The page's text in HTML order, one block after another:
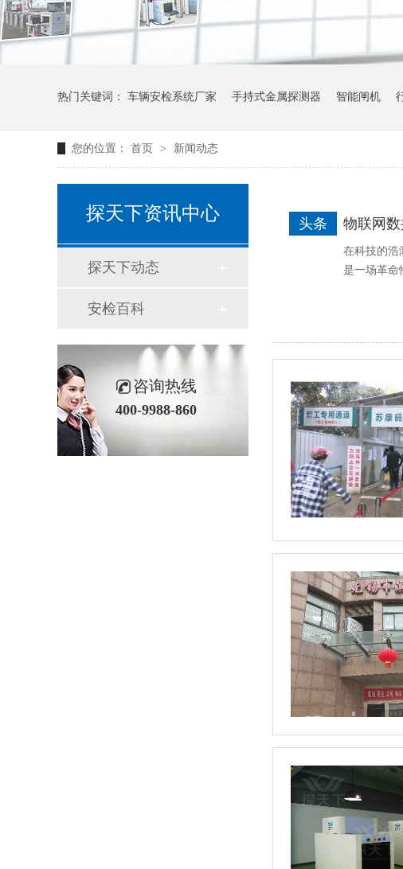
热门关键词： 车辆安检系统厂家 手持式金属探测器 智能闸机
您的位置： 首页 > 新闻动态
物联网
头条
在科技的浩
是一场革命
探天下资讯中心
探天下动态
安检百科
咨询热线
400-9988-860